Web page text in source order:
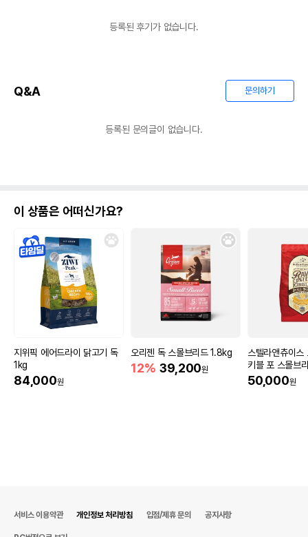
등록된 후기가 없습니다.
Q&A 문의하기
등록된 문의글이 없습니다.
이 상품은 어떠신가요?
지위픽 에어드라이 닭고기 독
1kg
84,000원
오리젠 독 스몰브리드 1.8kg
12% 39,200원
스텔라앤츄이스
키블 포 스몰브
리 치킨 1.6kg
50,000원
서비스 이용약관 개인정보 처리방침 입점/제휴 문의 공지사항